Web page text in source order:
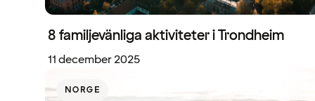
8 familjevänliga aktiviteter i Trondheim
11 december 2025
NORGE